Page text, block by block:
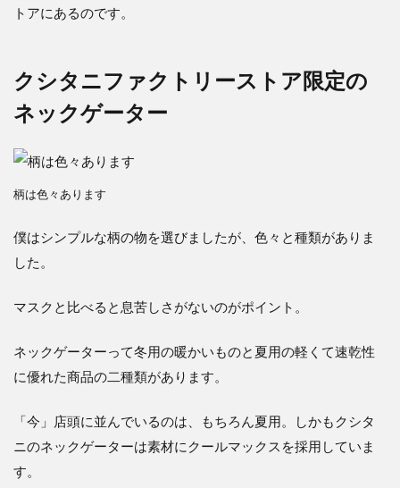
トアにあるのです。
クシタニファクトリーストア限定の
ネックゲーター
柄は色々あります
僕はシンプルな柄の物を選びましたが、色々と種類がありま
した。
マスクと比べると息苦しさがないのがポイント。
ネックゲーターって冬用の暖かいものと夏用の軽くて速乾性
に優れた商品の二種類があります。
「今」店頭に並んでいるのは、もちろん夏用。しかもクシタ
ニのネックゲーターは素材にクールマックスを採用していま
す。